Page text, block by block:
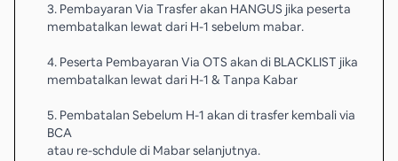
3. Pembayaran Via Trasfer akan HANGUS jika peserta
membatalkan lewat dari H-1 sebelum mabar.
4. Peserta Pembayaran Via OTS akan di BLACKLIST jika
membatalkan lewat dari H-1 & Tanpa Kabar
5. Pembatalan Sebelum H-1 akan di trasfer kembali via
BCA
atau re-schdule di Mabar selanjutnya.